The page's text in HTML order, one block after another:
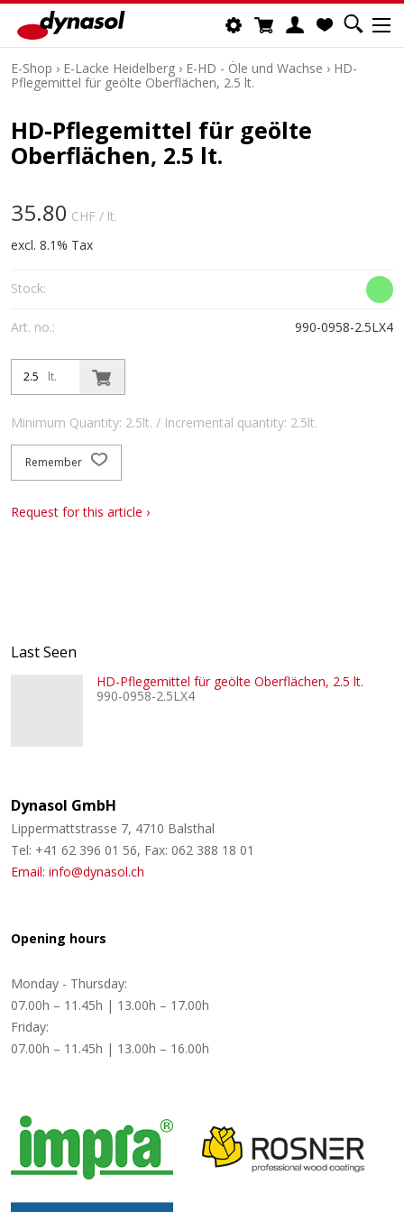
E-Shop › E-Lacke Heidelberg › E-HD - Öle und Wachse › HD-
Pflegemittel für geölte Oberflächen, 2.5 lt.
HD-Pflegemittel für geölte
Oberflächen, 2.5 lt.
35.80 CHF / lt.
excl. 8.1% Tax
Stock:
Art. no.: 990-0958-2.5LX4
lt.
Minimum Quantity: 2.5lt. / Incremental quantity: 2.5lt.
Remember
Request for this article ›
Last Seen
HD-Pflegemittel für geölte Oberflächen, 2.5 lt.
990-0958-2.5LX4
Dynasol GmbH
Lippermattstrasse 7, 4710 Balsthal
Tel: +41 62 396 01 56, Fax: 062 388 18 01
Email: info@dynasol.ch
Opening hours
Monday - Thursday:
07.00h – 11.45h | 13.00h – 17.00h
Friday:
07.00h – 11.45h | 13.00h – 16.00h